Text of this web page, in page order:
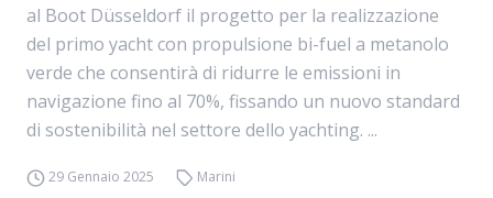
al Boot Düsseldorf il progetto per la realizzazione
del primo yacht con propulsione bi-fuel a metanolo
verde che consentirà di ridurre le emissioni in
navigazione fino al 70%, fissando un nuovo standard
di sostenibilità nel settore dello yachting. ...
29 Gennaio 2025 Marini